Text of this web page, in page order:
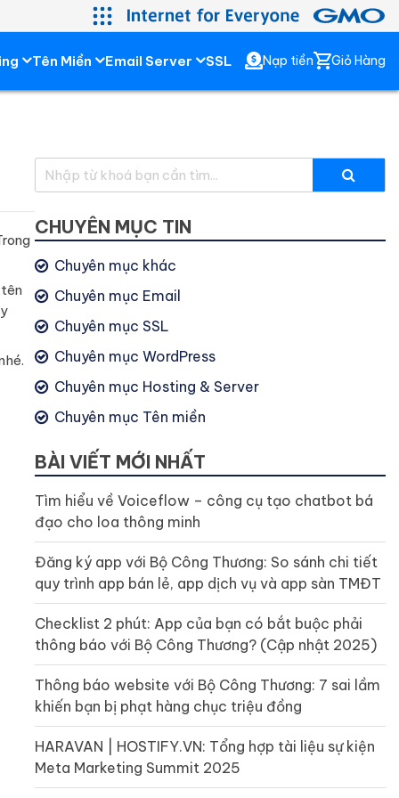
Tên Miền Email Server SSL Nạp tiền Giỏ Hàng
CHUYÊN MỤC TIN
Chuyên mục khác
Chuyên mục Email
Chuyên mục SSL
Chuyên mục WordPress
Chuyên mục Hosting & Server
Chuyên mục Tên miền
BÀI VIẾT MỚI NHẤT
Tìm hiểu về Voiceflow – công cụ tạo chatbot bá
đạo cho loa thông minh
Đăng ký app với Bộ Công Thương: So sánh chi tiết
quy trình app bán lẻ, app dịch vụ và app sàn TMĐT
Checklist 2 phút: App của bạn có bắt buộc phải
thông báo với Bộ Công Thương? (Cập nhật 2025)
Thông báo website với Bộ Công Thương: 7 sai lầm
khiến bạn bị phạt hàng chục triệu đồng
HARAVAN | HOSTIFY.VN: Tổng hợp tài liệu sự kiện
Meta Marketing Summit 2025